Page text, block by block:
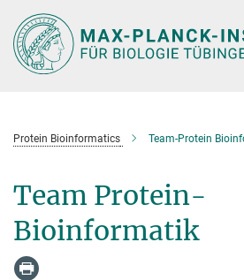
Hauptinhalt
Protein Bioinformatics Team-Protein
Team Protein-
Bioinformatik